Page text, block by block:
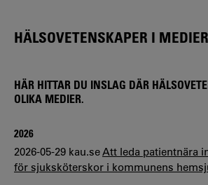
HÄLSOVETENSKAPER I
HÄR HITTAR DU INSLAG DÄR
OLIKA MEDIER.
2026
2026-05-29 kau.seAtt leda patientnära
för sjuksköterskor i kommunens